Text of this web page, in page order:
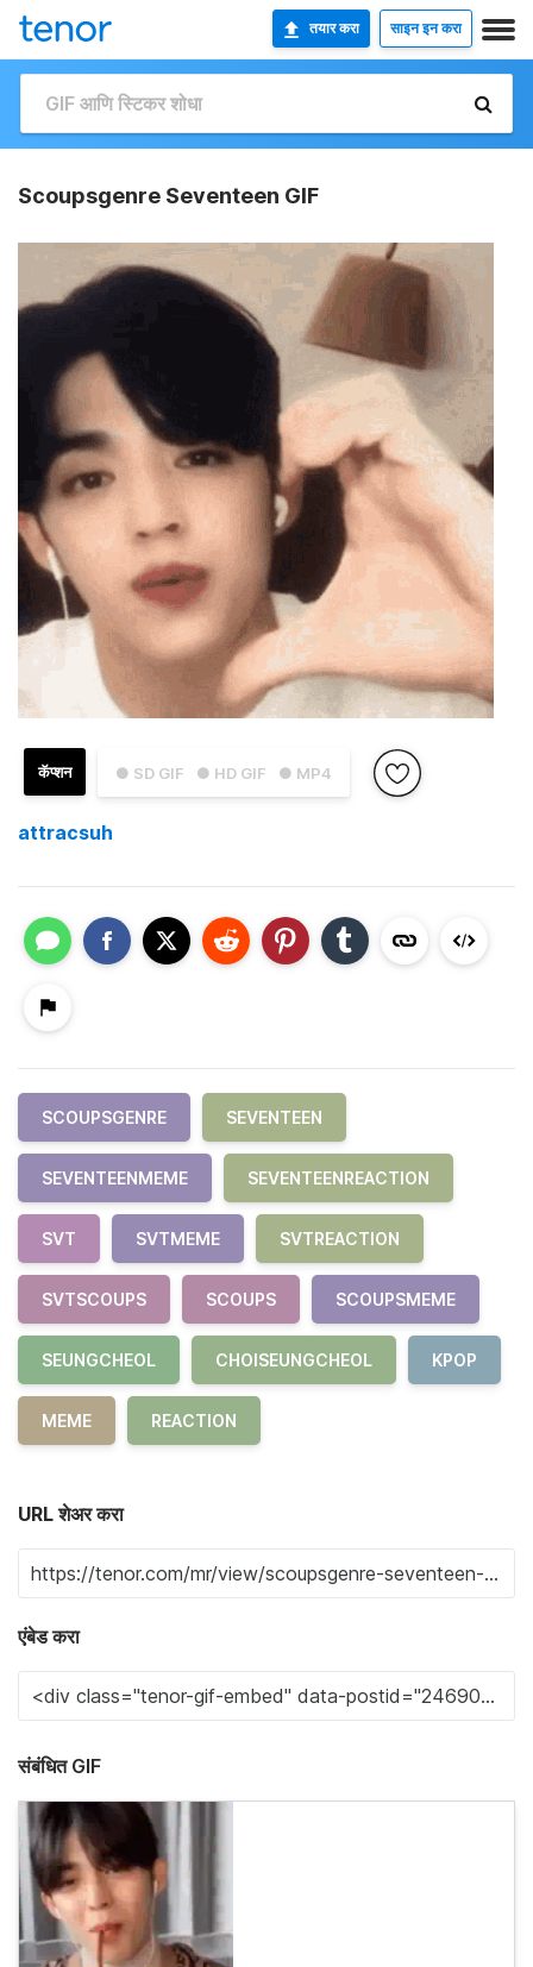
तयार करा साइन इन करा
Scoupsgenre Seventeen GIF
● SD GIF ● HD GIF ● MP4
कॅप्शन
attracsuh
SCOUPSGENRE SEVENTEEN
SEVENTEENMEME SEVENTEENREACTION
SVT SVTMEME SVTREACTION
SVTSCOUPS SCOUPS SCOUPSMEME
SEUNGCHEOL CHOISEUNGCHEOL KPOP
MEME REACTION
URL शेअर करा
एंबेड करा
संबंधित GIF